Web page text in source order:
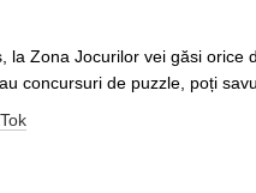
la Zona Jocurilor vei găsi
concursuri de puzzle, poți